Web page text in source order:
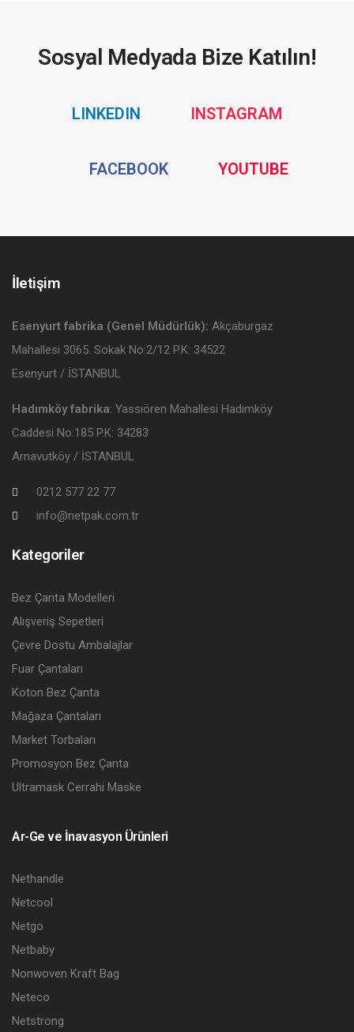
Sosyal Medyada Bize Katılın!
LINKEDINSocial INSTAGRAMSocial
FACEBOOKSocial YOUTUBESocial
Ar-Ge ve İnavasyon Ürünleri
Nethandle
Netcool
Netgo
Netbaby
Nonwoven Kraft Bag
Neteco
Netstrong
Kategoriler
Bez Çanta Modelleri
Alışveriş Sepetleri
Çevre Dostu Ambalajlar
Fuar Çantaları
Koton Bez Çanta
Mağaza Çantaları
Market Torbaları
Promosyon Bez Çanta
Ultramask Cerrahi Maske
İletişim
Esenyurt fabrika (Genel Müdürlük): Akçaburgaz
Mahallesi 3065. Sokak No:2/12 P.K: 34522
Esenyurt / İSTANBUL
Hadımköy fabrika: Yassıören Mahallesi Hadımköy
Caddesi No:185 P.K: 34283
Arnavutköy / İSTANBUL
0212 577 22 77
info@netpak.com.tr